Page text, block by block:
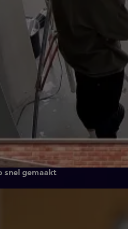
snel gemaakt